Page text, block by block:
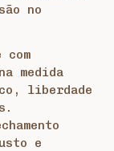
no
medida
liberdade
e